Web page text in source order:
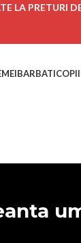
LA PRETURI
BARBATICOPII